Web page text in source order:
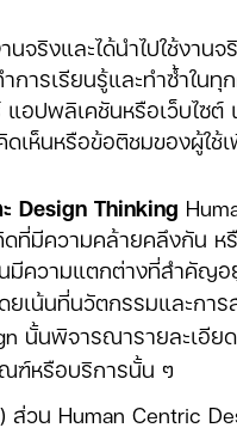
งและได้นำไปใช้งานจ
ารเรียนรู้และทำซ้ำในทุ
พลิเคชันหรือเว็บไซต์ เ
เห็นหรือข้อติชมของผู้ใ
Design Thinking
ที่มีความคล้ายคลึงกัน ห
มีความแตกต่างที่สำคัญอ
เน้นที่นวัตกรรมและกา
นั้นพิจารณารายละเอีย
ฑ์หรือบริการนั้น ๆ
ส่วน Human Centric